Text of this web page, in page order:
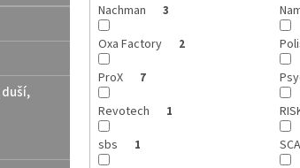
Nachman 3
Oxa Factory 2
ProX 7
Revotech 1
sbs 1